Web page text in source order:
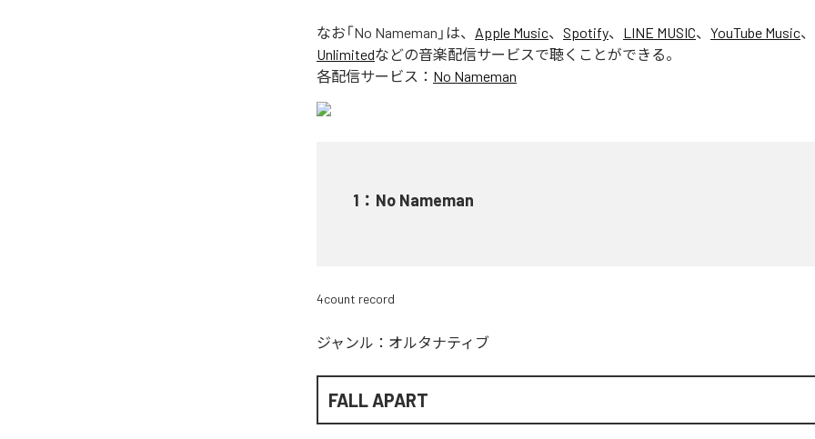
なお「No Nameman 」は、 Apple Music、 Spotify、 LINE MUSIC、 YouTube Music、
Unlimitedなどの音楽配信サービスで聴くことができる。
各配信サービス： No Nameman
1 ： No Nameman
4count record
ジャンル： オルタナティブ
FALL APART